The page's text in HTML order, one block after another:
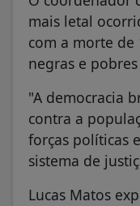
mais letal
com a morte
negras e
"A democracia
contra a
forças políticas
sistema de
Lucas Matos